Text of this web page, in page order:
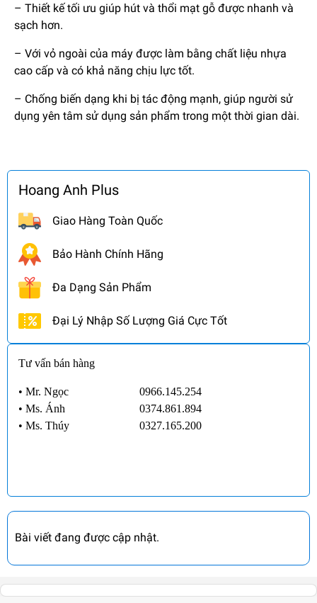
– Thiết kế tối ưu giúp hút và thổi mạt gỗ được nhanh và
sạch hơn.
– Với vỏ ngoài của máy được làm bằng chất liệu nhựa
cao cấp và có khả năng chịu lực tốt.
– Chống biến dạng khi bị tác động mạnh, giúp người sử
dụng yên tâm sử dụng sản phẩm trong một thời gian dài.
Hoang Anh Plus
Giao Hàng Toàn Quốc
Bảo Hành Chính Hãng
Đa Dạng Sản Phẩm
Đại Lý Nhập Số Lượng Giá Cực Tốt
Tư vấn bán hàng
• Mr. Ngọc
0966.145.254
• Ms. Ánh
0374.861.894
• Ms. Thúy 0327.165.200
Bài viết đang được cập nhật.